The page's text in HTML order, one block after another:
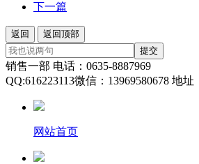
下一篇
返回
返回顶部
提交
销售一部 电话：0635-8887969
QQ:616223113微信：13969580678 地
网站首页